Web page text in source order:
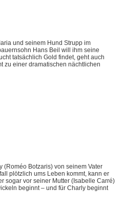
und seinem Hund Strupp im
Hans Beil will ihm seine
tatsächlich Gold findet, geht auch
zu einer dramatischen nächtlichen
(Roméo Botzaris) von seinem Vater
plötzlich ums Leben kommt, kann er
sogar vor seiner Mutter (Isabelle Carré)
beginnt – und für Charly beginnt